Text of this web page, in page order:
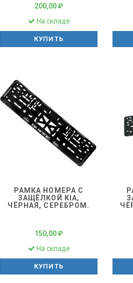
200,00 ₽
На складе
КУПИТЬ
РАМКА НОМЕРА С
ЗАЩЁЛКОЙ KIA,
ЧЁРНАЯ, СЕРЕБРОМ.
150,00 ₽
На складе
КУПИТЬ